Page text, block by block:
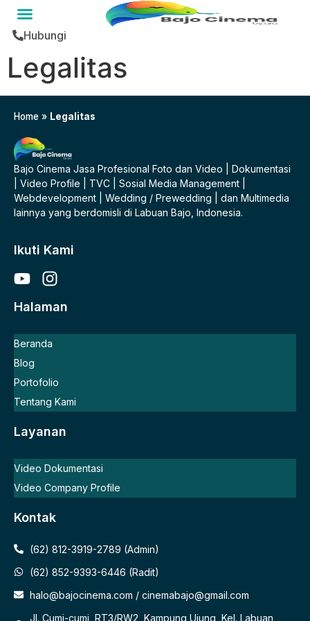
Hubungi
Legalitas
Home » Legalitas
Bajo Cinema Jasa Profesional Foto dan Video | Dokumentasi
| Video Profile | TVC | Sosial Media Management |
Webdevelopment | Wedding / Prewedding | dan Multimedia
lainnya yang berdomisli di Labuan Bajo, Indonesia.
Ikuti Kami
Halaman
Beranda
Blog
Portofolio
Tentang Kami
Layanan
Video Dokumentasi
Video Company Profile
Kontak
(62) 812-3919-2789 (Admin)
(62) 852-9393-6446 (Radit)
halo@bajocinema.com / cinemabajo@gmail.com
Jl. Cumi-cumi, RT3/RW2, Kampung Ujung, Kel. Labuan